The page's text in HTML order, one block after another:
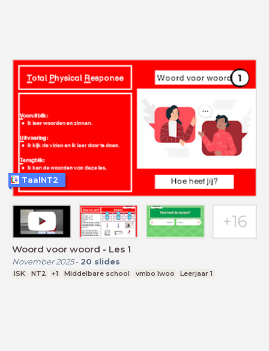
Woord voor woord - Les 1
November 2025- 20 slides
ISK NT2 +1 Middelbare school vmbo lwoo Leerjaar 1
TaalNT2